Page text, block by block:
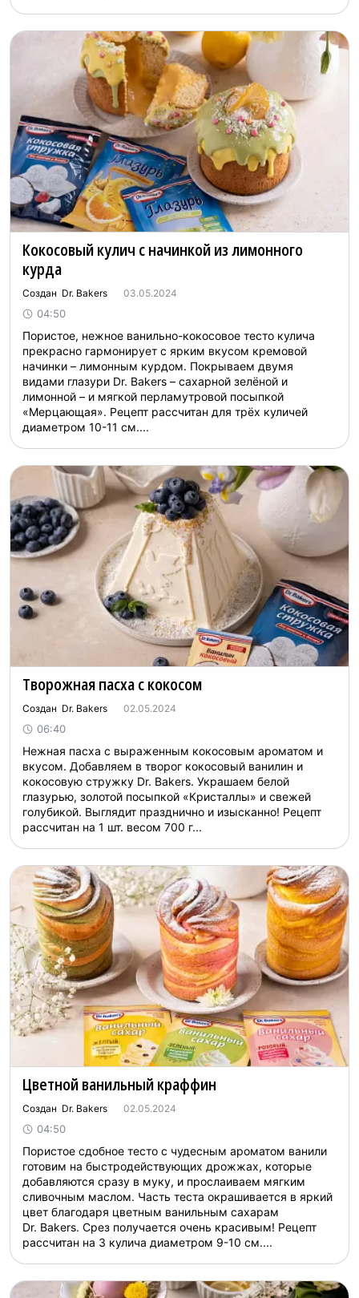
Кокосовый кулич с начинкой из лимонного
курда
Создан Dr. Bakers 03.05.2024
04:50
Пористое, нежное ванильно-кокосовое тесто кулича
прекрасно гармонирует с ярким вкусом кремовой
начинки – лимонным курдом. Покрываем двумя
видами глазури Dr. Bakers – сахарной зелёной и
лимонной – и мягкой перламутровой посыпкой
«Мерцающая». Рецепт рассчитан для трёх куличей
диаметром 10-11 см....
Творожная пасха с кокосом
Создан Dr. Bakers 02.05.2024
06:40
Нежная пасха с выраженным кокосовым ароматом и
вкусом. Добавляем в творог кокосовый ванилин и
кокосовую стружку Dr. Bakers. Украшаем белой
глазурью, золотой посыпкой «Кристаллы» и свежей
голубикой. Выглядит празднично и изысканно! Рецепт
рассчитан на 1 шт. весом 700 г...
Цветной ванильный краффин
Создан Dr. Bakers 02.05.2024
04:50
Пористое сдобное тесто с чудесным ароматом ванили
готовим на быстродействующих дрожжах, которые
добавляются сразу в муку, и прослаиваем мягким
сливочным маслом. Часть теста окрашивается в яркий
цвет благодаря цветным ванильным сахарам
Dr. Bakers. Срез получается очень красивым! Рецепт
рассчитан на 3 кулича диаметром 9-10 см....